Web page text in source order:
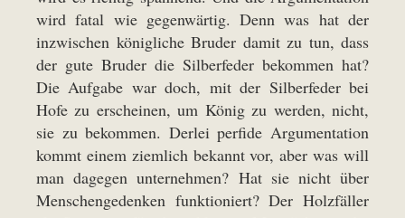
wird fatal wie gegenwärtig. Denn was hat der
inzwischen königliche Bruder damit zu tun, dass
der gute Bruder die Silberfeder bekommen hat?
Die Aufgabe war doch, mit der Silberfeder bei
Hofe zu erscheinen, um König zu werden, nicht,
sie zu bekommen. Derlei perfide Argumentation
kommt einem ziemlich bekannt vor, aber was will
man dagegen unternehmen? Hat sie nicht über
Menschengedenken funktioniert? Der Holzfäller